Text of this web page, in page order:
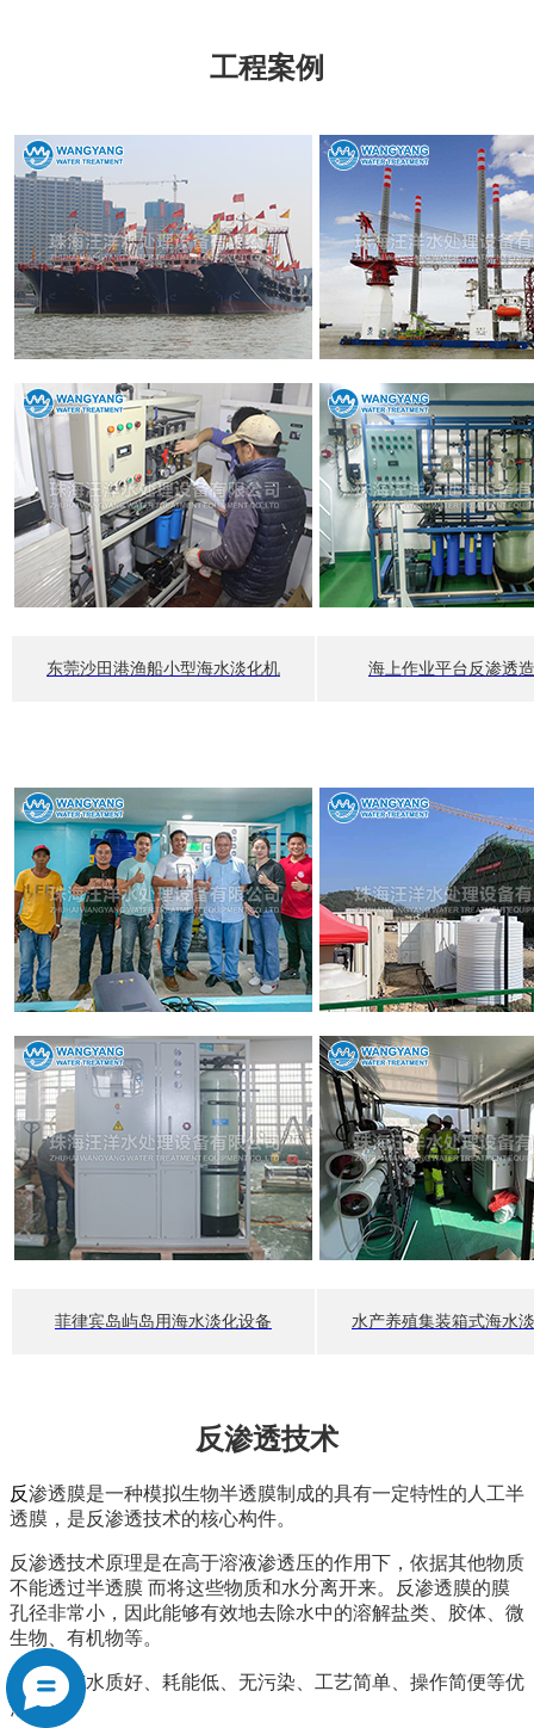
工程案例
东莞沙田港渔船小型海水淡化机 海上作业平台反渗透
菲律宾岛屿岛用海水淡化设备 水产养殖集装箱式海水
反渗透技术
反渗透膜是一种模拟生物半透膜制成的具有一定特性的人工半
透膜，是反渗透技术的核心构件。
反渗透技术原理是在高于溶液渗透压的作用下，依据其他物质
不能透过半透膜 而将这些物质和水分离开来。反渗透膜的膜
孔径非常小，因此能够有效地去除水中的溶解盐类、胶体、微
生物、有机物等。
系统具有水质好、耗能低、无污染、工艺简单、操作简便等优
点。